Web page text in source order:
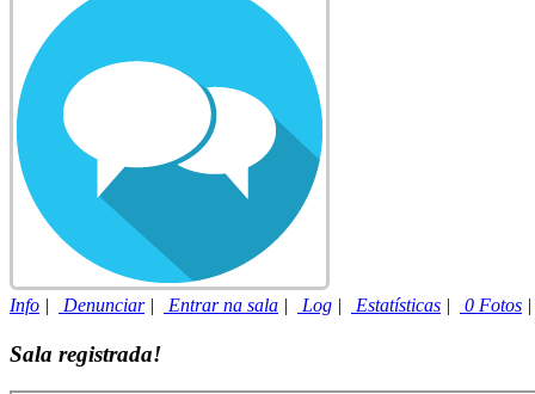
Info | Denunciar| Entrar na sala | Log | Estatísticas | 0 Fotos
Sala registrada!